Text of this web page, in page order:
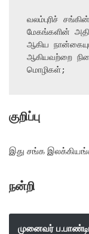
வலம்புரிச்
மேகங்களின்
ஆகிய
ஆகியவற்றை
மொழிகள்;
குறிப்பு
இது சங்க
நன்றி
முனைவர்